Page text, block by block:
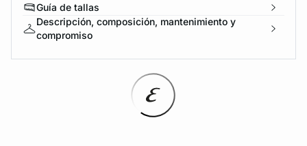
Guía de tallas
Descripción, composición, mantenimiento y
compromiso